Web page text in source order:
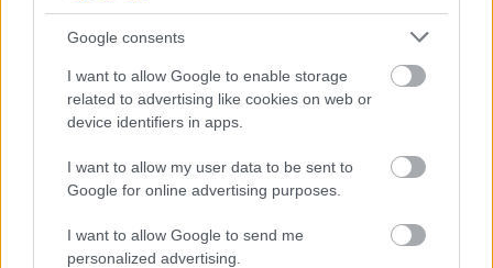
Google consents
I want to allow Google to enable storage
related to advertising like cookies on web or
device identifiers in apps.
I want to allow my user data to be sent to
Google for online advertising purposes.
I want to allow Google to send me
personalized advertising.